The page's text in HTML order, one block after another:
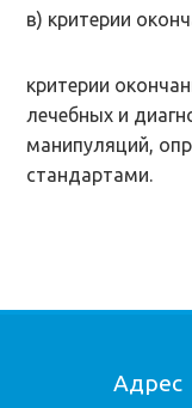
в) критерии
критерии
лечебных и
манипуляций,
стандартами.
Адрес